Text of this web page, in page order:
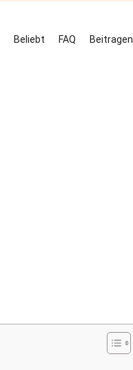
Beliebt FAQ Beitragen